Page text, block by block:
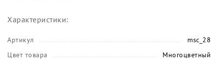
Характеристики:
Артикул
msc_28
Цвет товара
Многоцветный